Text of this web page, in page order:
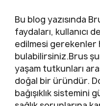
Bu blog yazısında
faydaları, kullanıcı
edilmesi gerekenler
bulabilirsiniz.Brus
yaşam tutkunları
doğal bir üründür.
bağışıklık sistemini